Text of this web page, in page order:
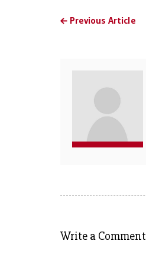
Previous Article
Write a Comment